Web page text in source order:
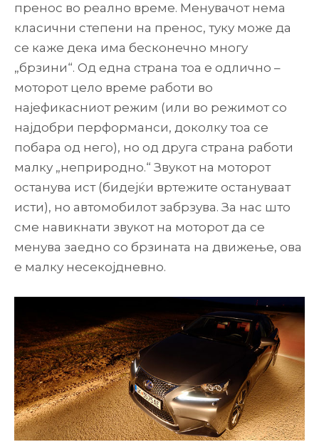
пренос во реално време. Менувачот нема
класични степени на пренос, туку може да
се каже дека има бесконечно многу
„брзини“. Од една страна тоа е одлично –
моторот цело време работи во
најефикасниот режим (или во режимот со
најдобри перформанси, доколку тоа се
побара од него), но од друга страна работи
малку „неприродно.“ Звукот на моторот
останува ист (бидејќи вртежите остануваат
исти), но автомобилот забрзува. За нас што
сме навикнати звукот на моторот да се
менува заедно со брзината на движење, ова
е малку несекојдневно.